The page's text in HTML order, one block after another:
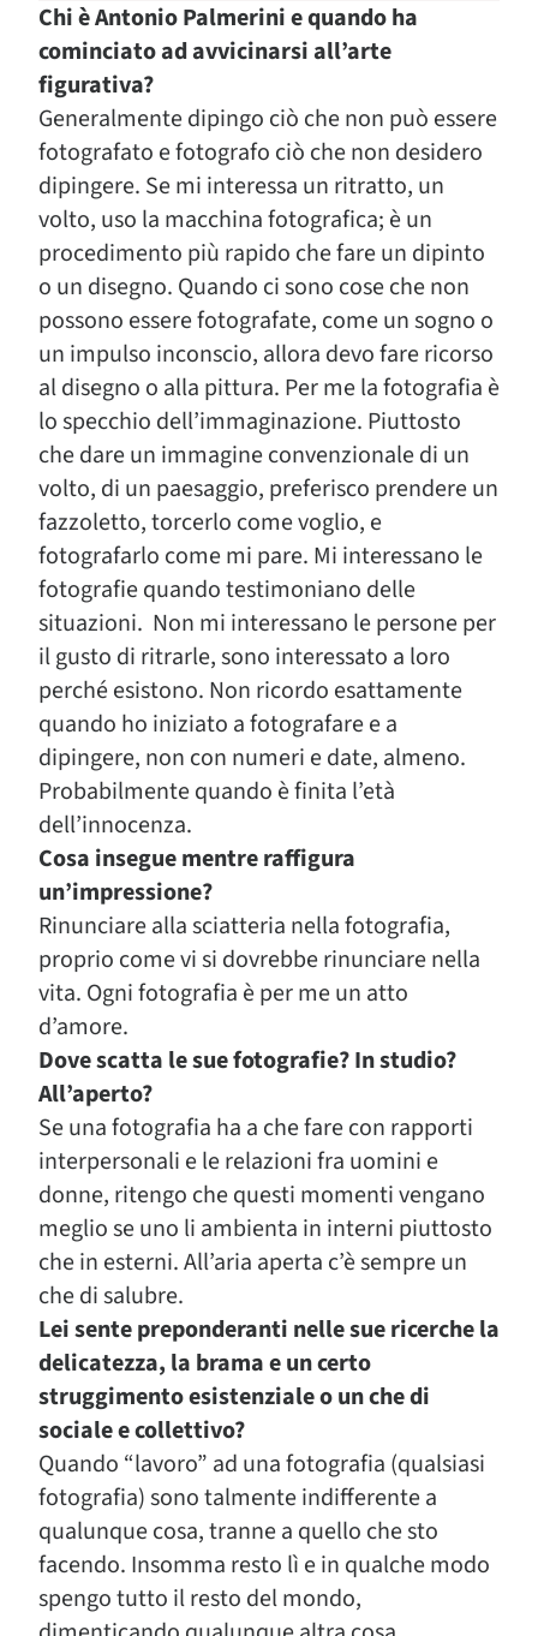
Chi è Antonio Palmerini e quando ha
cominciato ad avvicinarsi all’arte
figurativa?
Generalmente dipingo ciò che non può essere
fotografato e fotografo ciò che non desidero
dipingere. Se mi interessa un ritratto, un
volto, uso la macchina fotografica; è un
procedimento più rapido che fare un dipinto
o un disegno. Quando ci sono cose che non
possono essere fotografate, come un sogno o
un impulso inconscio, allora devo fare ricorso
al disegno o alla pittura. Per me la fotografia è
lo specchio dell’immaginazione. Piuttosto
che dare un immagine convenzionale di un
volto, di un paesaggio, preferisco prendere un
fazzoletto, torcerlo come voglio, e
fotografarlo come mi pare. Mi interessano le
fotografie quando testimoniano delle
situazioni. Non mi interessano le persone per
il gusto di ritrarle, sono interessato a loro
perché esistono. Non ricordo esattamente
quando ho iniziato a fotografare e a
dipingere, non con numeri e date, almeno.
Probabilmente quando è finita l’età
dell’innocenza.
Cosa insegue mentre raffigura
un’impressione?
Rinunciare alla sciatteria nella fotografia,
proprio come vi si dovrebbe rinunciare nella
vita. Ogni fotografia è per me un atto
d’amore.
Dove scatta le sue fotografie? In studio?
All’aperto?
Se una fotografia ha a che fare con rapporti
interpersonali e le relazioni fra uomini e
donne, ritengo che questi momenti vengano
meglio se uno li ambienta in interni piuttosto
che in esterni. All’aria aperta c’è sempre un
che di salubre.
Lei sente preponderanti nelle sue ricerche la
delicatezza, la brama e un certo
struggimento esistenziale o un che di
sociale e collettivo?
Quando “lavoro” ad una fotografia (qualsiasi
fotografia) sono talmente indifferente a
qualunque cosa, tranne a quello che sto
facendo. Insomma resto lì e in qualche modo
spengo tutto il resto del mondo,